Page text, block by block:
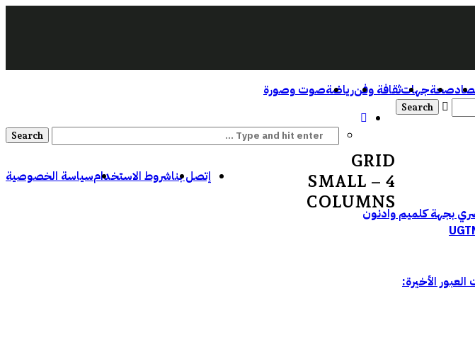
صحةجهاتثقافة وفنرياضةصوت وصورة
إتصل بناشروط الاستخدامسياسة الخصوصية
GRID
SMALL – 4
COLUMNS